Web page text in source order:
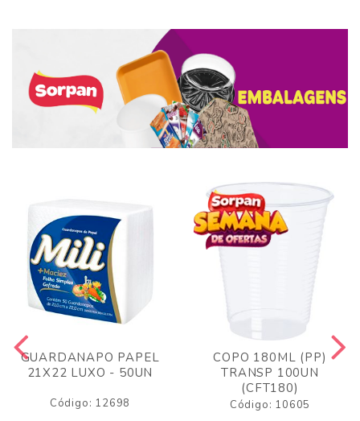
GUARDANAPO PAPEL
21X22 LUXO - 50UN
Código: 12698
COPO 180ML (PP)
TRANSP 100UN
(CFT180)
Código: 10605